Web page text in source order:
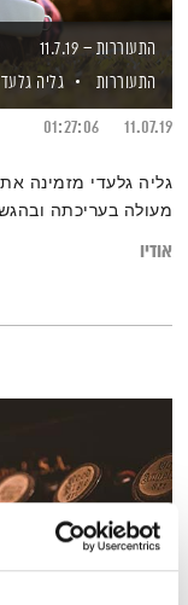
התעוררות – 11.7.19
התעוררות
גליה
11.07.19
01:27:06
גליה גלעדי מזמינה
מעולה בעריכתה
אודיו